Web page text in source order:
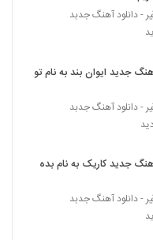
نکن از علیرضا قرینه
بنام مهم نیست
- دانلود آهنگ جدبد
جدید ایوان بند به نام تو
- دانلود آهنگ جدبد
جدید کاریک به نام بده
- دانلود آهنگ جدبد